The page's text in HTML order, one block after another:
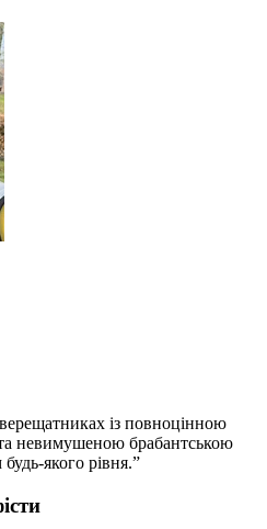
із повноцінною
невимушеною брабантською
якого рівня.”